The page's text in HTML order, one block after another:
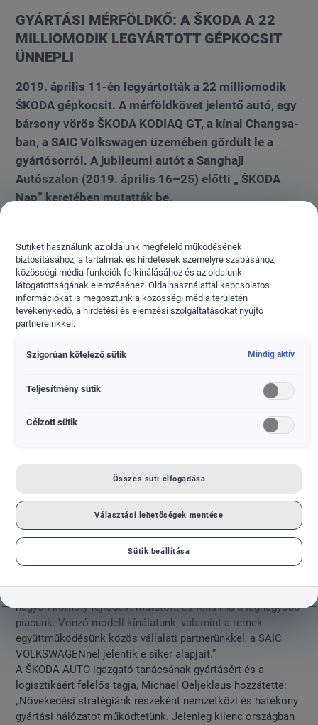
GYÁRTÁSI MÉRFÖLDKŐ: A ŠKODA A 22
MILLIOMODIK LEGYÁRTOTT GÉPKOCSIT
ÜNNEPLI
2019. április 11-én legyártották a 22 milliomodik
ŠKODA gépkocsit. A mérföldkövet jelentő autó, egy
bársony vörös ŠKODA KODIAQ GT, a kínai Changsa-
ban, a SAIC Volkswagen üzemében gördült le a
gyártósorról. A jubileumi autót a Sanghaji
Autószalon (2019. április 16–25) előtti „ ŠKODA
Nap” keretében mutatták be.
során értékesítettük a vállalatunk 124 éves története során
legyártott összes ŠKODA több mint egynegyedét. A 22
milliós gyártási szám újabb mérföldkő, amely arra ösztönöz
bennünket, hogy következetesen folytassuk növekedési
politikánkat. Ezt fogjuk tenni, amikor termék kampányunk
részeként több mint 30 új modellt vezetünk be 2022 végéig.
nagyon komoly fejlődést mutatott, és Kína ma a legnagyobb
piacunk. Vonzó modell kínálatunk, valamint a remek
együttműködésünk közös vállalati partnerünkkel, a SAIC
VOLKSWAGENnel jelentik e siker alapjait.”
A ŠKODA AUTO igazgató tanácsának gyártásért és a
logisztikáért felelős tagja, Michael Oeljeklaus hozzátette:
„Növekedési stratégiánk részeként nemzetközi és hatékony
gyártási hálózatot működtetünk. Jelenleg kilenc országban
Sütiket használunk az oldalunk megfelelő működésének
biztosításához, a tartalmak és hirdetések személyre szabásához,
közösségi média funkciók felkínálásához és az oldalunk
látogatottságának elemzéséhez. Oldalhasználattal kapcsolatos
információkat is megosztunk a közösségi média területén
tevékenykedő, a hirdetési és elemzési szolgáltatásokat nyújtó
partnereinkkel.
Szigorúan kötelező sütik Mindig aktív
Teljesítmény sütik
Célzott sütik
Összes süti elfogadása
Választási lehetőségek mentése
Sütik beállítása